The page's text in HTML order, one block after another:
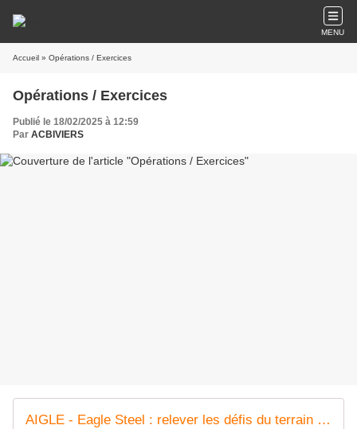
MENU
Accueil » Opérations / Exercices
Opérations / Exercices
Publié le 18/02/2025 à 12:59
Par ACBIVIERS
AIGLE - Eagle Steel : relever les défis du terrain et développer l'interopérabilité entre alliés